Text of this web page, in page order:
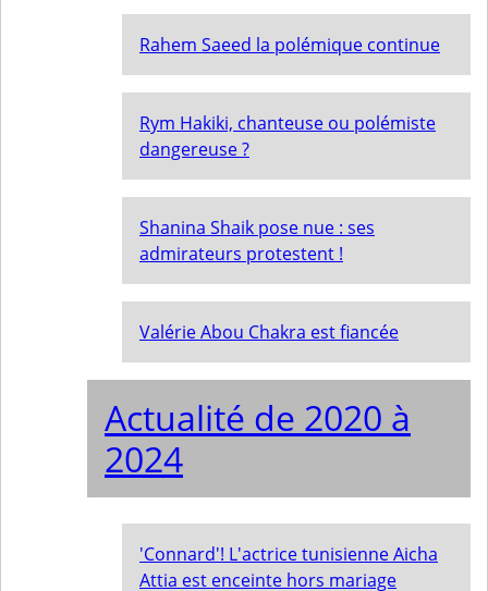
Rahem Saeed la polémique continue
Rym Hakiki, chanteuse ou polémiste
dangereuse ?
Shanina Shaik pose nue : ses
admirateurs protestent !
Valérie Abou Chakra est fiancée
Actualité de 2020 à
2024
'Connard'! L'actrice tunisienne Aicha
Attia est enceinte hors mariage